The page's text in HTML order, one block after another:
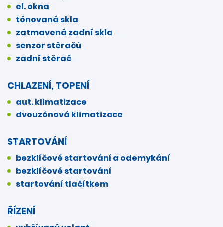
el. okna
tónovaná skla
zatmavená zadní skla
senzor stěračů
zadní stěrač
CHLAZENÍ, TOPENÍ
aut. klimatizace
dvouzónová klimatizace
STARTOVÁNÍ
bezklíčové startování a odemykání
bezklíčové startování
startování tlačítkem
ŘÍZENÍ